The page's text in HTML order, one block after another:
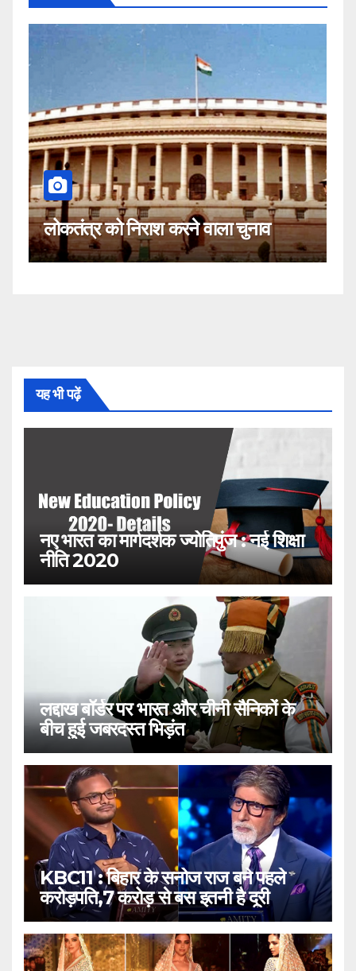
लोकतंत्र को निराश करने वाला चुनाव
यह भी पढ़ें
नए भारत का मार्गदर्शक ज्योतिपुंज : नई शिक्षा
नीति 2020
लद्दाख बॉर्डर पर भारत और चीनी सैनिकों के
बीच हुई जबरदस्त भिड़ंत
KBC11 : बिहार के सनोज राज बने पहले
करोड़पति,7 करोड़ से बस इतनी है दूरी